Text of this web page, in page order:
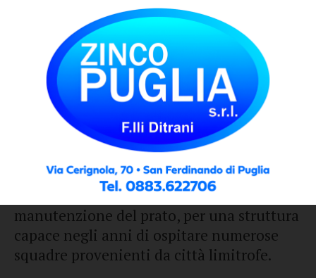
È per questo che la Giunta Comunale, con
Delibera n. 203 del 4 novembre 2024, ha
approvato la X Variazione d’Urgenza al
Bilancio, stanziando nuovi fondi per
94.000,00 euroin totale per
l’adeguamento delle torri faro
dell’impianto sportivo. Ciò fa seguito ai
lavori di ristrutturazione già eseguiti
all’interno degli spogliatoi, dei bagni
pubblici, da anni in disuso, e di
manutenzione del prato, per una struttura
capace negli anni di ospitare numerose
squadre provenienti da città limitrofe.